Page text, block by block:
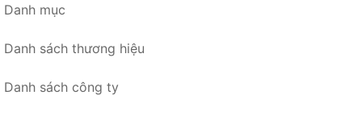
Danh mục
Danh sách thương hiệu
Danh sách công ty